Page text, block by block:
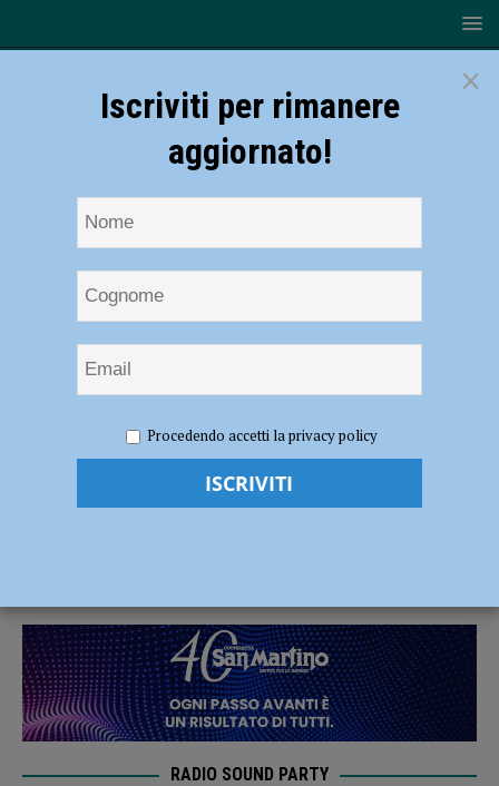
e da dentro la politica”, convegno di Fratelli d’Italia
“Piacenza vista da fuori e da dentro la
RADIO SOUND PARTY
×
Iscriviti per rimanere
aggiornato!
Procedendo accetti la privacy policy